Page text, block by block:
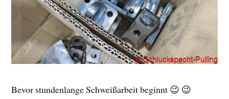
Bevor stundenlange Schweißarbeit beginnt 😉 😉